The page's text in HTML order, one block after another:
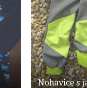
Nohavice s